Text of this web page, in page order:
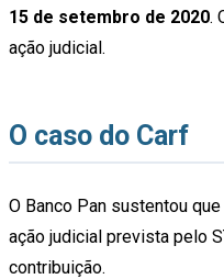
15 de setembro de 2020.
ação judicial.
O caso do Carf
O Banco Pan sustentou
ação judicial prevista pelo
contribuição.